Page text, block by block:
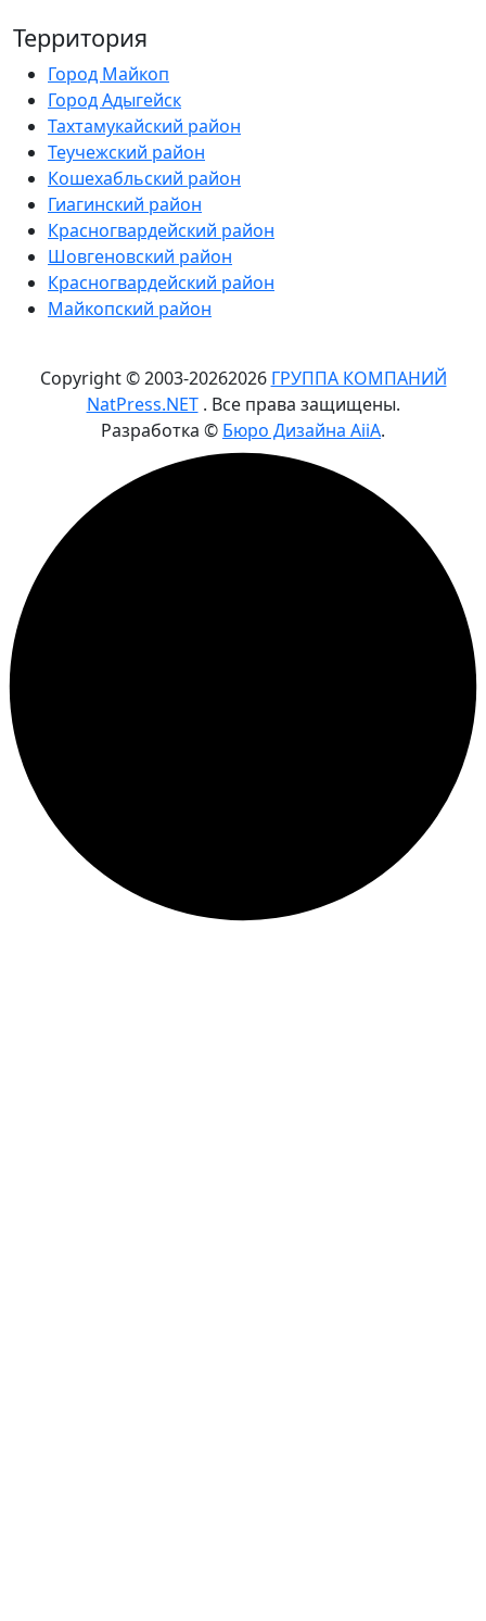
Территория
Город Майкоп
Город Адыгейск
Тахтамукайский район
Теучежский район
Кошехабльский район
Гиагинский район
Красногвардейский район
Шовгеновский район
Красногвардейский район
Майкопский район
Copyright © 2003-20262026 ГРУППА КОМПАНИЙ
NatPress.NET. Все права защищены.
Разработка © Бюро Дизайна AiiA.